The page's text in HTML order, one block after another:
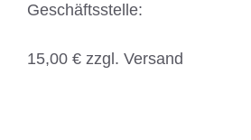
Geschäftsstelle:
15,00 € zzgl. Versand